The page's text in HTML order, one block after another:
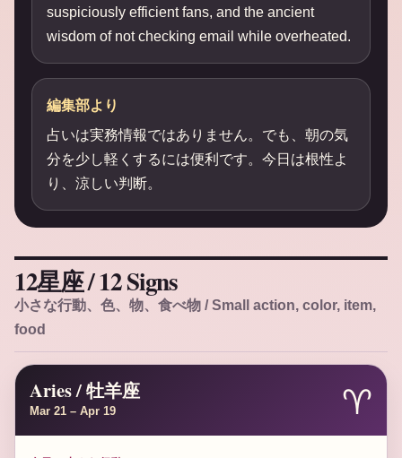
suspiciously efficient fans, and the ancient
wisdom of not checking email while overheated.
編集部より
占いは実務情報ではありません。でも、朝の気
分を少し軽くするには便利です。今日は根性よ
り、涼しい判断。
12星座 / 12 Signs
小さな行動、色、物、食べ物 / Small action, color, item,
food
Aries / 牡羊座
Mar 21 – Apr 19 ♈